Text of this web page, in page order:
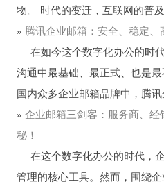
物。 时代的变迁，互联网的普
» 腾讯企业邮箱：安全、稳定
在如今这个数字化办公的时
沟通中最基础、最正式、也是
国内众多企业邮箱品牌中，腾讯
» 企业邮箱三剑客：服务商、经
秘！
在这个数字化办公的时代，
管理的核心工具。然而，围绕